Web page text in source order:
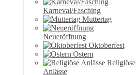
Karneval/Fasching
Muttertag
Neueröffnung
Oktoberfest
Ostern
Religiöse
Anlässe